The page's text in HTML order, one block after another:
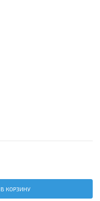
В КОРЗИНУ